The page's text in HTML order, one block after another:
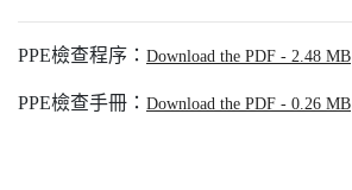
PPE檢查程序： Download the PDF - 2.48 MB
PPE檢查手冊： Download the PDF - 0.26 MB